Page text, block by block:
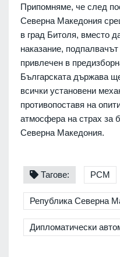
Припомняме, че след
Северна Македония
в град Битоля, вместо
наказание,
привлечен в
Българската държава
всички установени
противопоставя на
атмосфера на страх за
Северна Македония.
Тагове: РСМ
Република Северна
Дипломатически